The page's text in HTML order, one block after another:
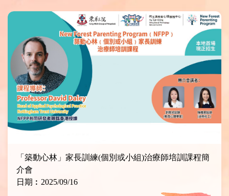
「築動心林」家長訓練(個別或小組)治療師培訓課程簡
介會
日期︰2025/09/16